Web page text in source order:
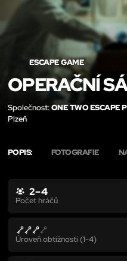
ESCAPE GAME
OPERAČNÍ
Společnost:ONE TWO ESCAPE
Plzeň
POPIS: FOTOGRAFIE
2 – 4
Počet hráčů
Úroveň obtížnosti (1-4)